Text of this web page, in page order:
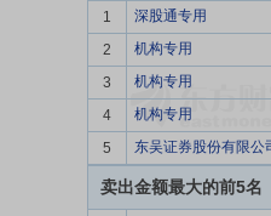
1 深股通专用
2
机构专用
3
机构专用
4
机构专用
5
东吴证券股份有限
卖出金额最大的前5名